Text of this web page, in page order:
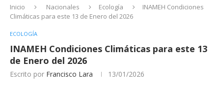
Inicio Nacionales Ecología
INAMEH Condiciones
Climáticas para este 13 de Enero del 2026
ECOLOGÍA
INAMEH Condiciones Climáticas para este 13
de Enero del 2026
Escrito por Francisco Lara 13/01/2026